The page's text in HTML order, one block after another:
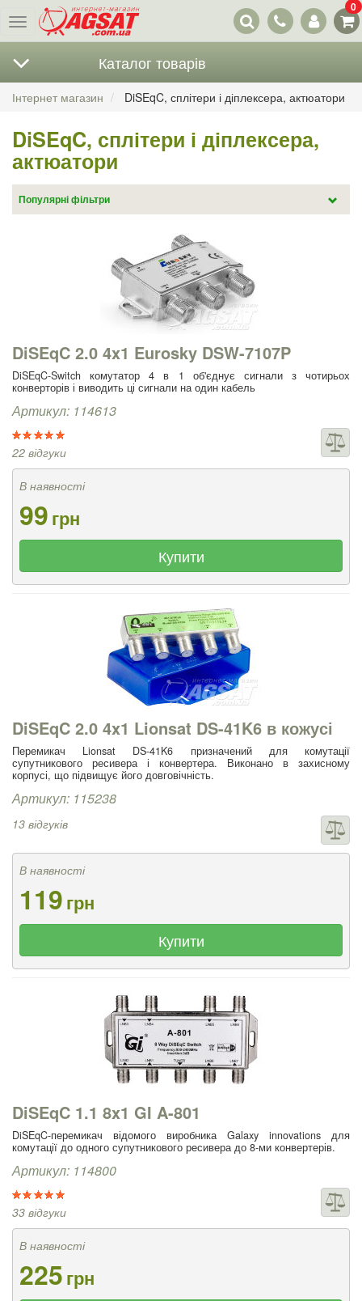
Меню
Наші
контакти
0
Каталог товарів
Інтернет магазин DiSEqC, сплітери і діплексера, актюатори
DiSEqC, сплітери і діплексера,
актюатори
Популярні фільтри
Спліттер, діплексер (34)
DiSEqC 2.0 4x1 Eurosky DSW-7107P
DiSEqC-Switch комутатор 4 в 1 об'єднує сигнали з чотирьох
конверторів і виводить ці сигнали на один кабель
Артикул: 114613
22 відгуки
В наявності
99грн
Купити
DiSEqC 2.0 4x1 Lionsat DS-41K6 в кожусі
Перемикач Lionsat DS-41K6 призначений для комутації
супутникового ресивера і конвертера. Виконано в захисному
корпусі, що підвищує його довговічність.
Артикул: 115238
13 відгуків
В наявності
119грн
Купити
DiSEqC 1.1 8x1 GI A-801
DiSEqC-перемикач відомого виробника Galaxy innovations для
комутації до одного супутникового ресивера до 8-ми конвертерів.
Артикул: 114800
33 відгуки
В наявності
225грн